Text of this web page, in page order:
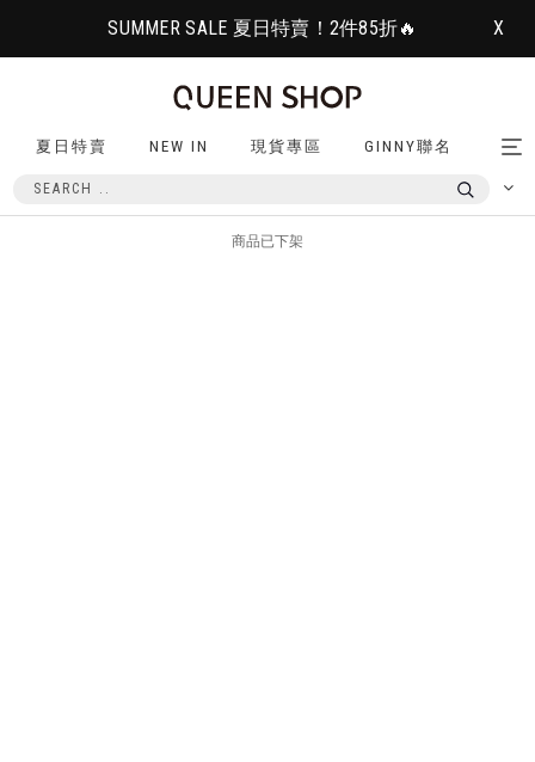
SUMMER SALE 夏日特賣！2件85折🔥 X
夏日特賣 NEW IN 現貨專區 GINNY聯名
商品已下架